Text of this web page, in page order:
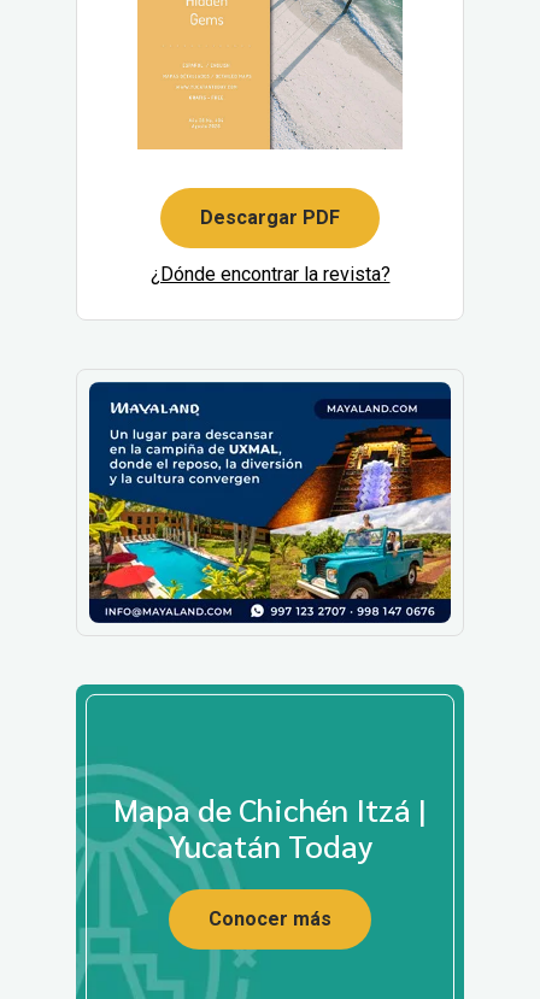
Descargar PDF
¿Dónde encontrar la revista?
Mapa de Chichén Itzá |
Yucatán Today
Conocer más